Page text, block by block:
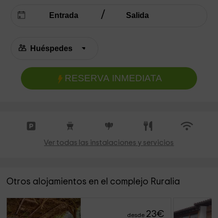
RESERVA INMEDIATA
Ver todas las instalaciones y servicios
Otros alojamientos en el complejo Ruralia
desde 23€